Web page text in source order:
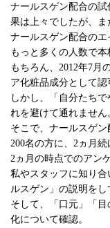
ナールスゲン配合の
果は上々でしたが、ま
ナールスゲン配合のエ
もっと多くの人数で本
もちろん、2012年7月
ア化粧品成分として認
しかし、「自分たち
れを避けて通れません
そこで、ナールスゲ
200名の方に、2ヵ月
2ヵ月の時点でのアン
私やスタッフに知り
ルスゲン」の説明をし
そして、「口元」「
化について確認。